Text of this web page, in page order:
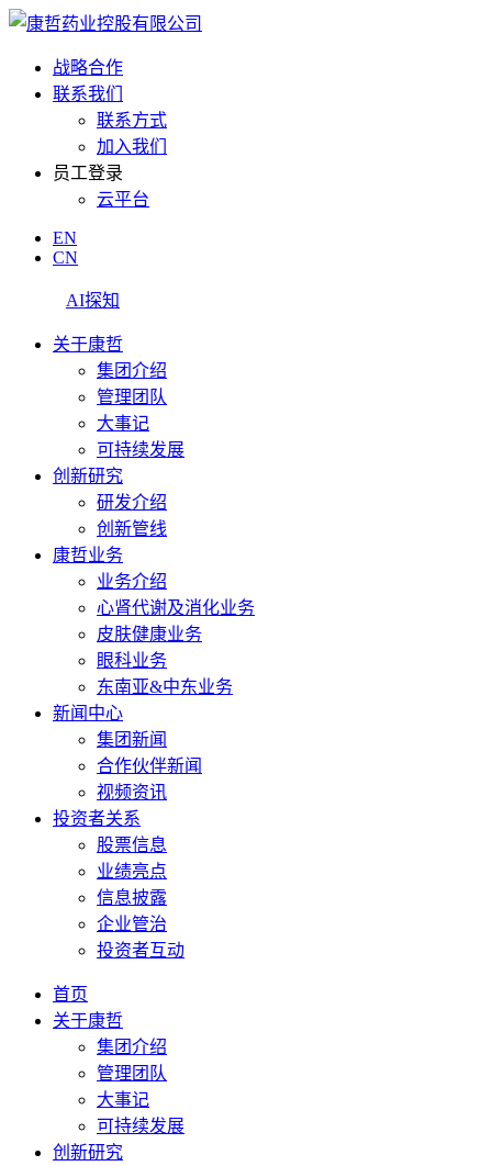
战略合作
联系我们
联系方式
加入我们
员工登录
云平台
EN
CN
AI探知
关于康哲
集团介绍
管理团队
大事记
可持续发展
创新研究
研发介绍
创新管线
康哲业务
业务介绍
心肾代谢及消化业务
皮肤健康业务
眼科业务
东南亚&中东业务
新闻中心
集团新闻
合作伙伴新闻
视频资讯
投资者关系
股票信息
业绩亮点
信息披露
企业管治
投资者互动
首页
关于康哲
集团介绍
管理团队
大事记
可持续发展
创新研究